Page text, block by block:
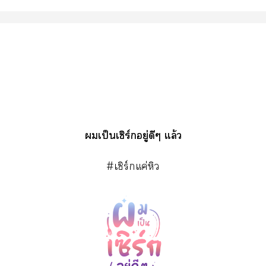
เป็นเซิร์กอยู่ดีๆ แล้ว
#เซิร์กแค่หิว